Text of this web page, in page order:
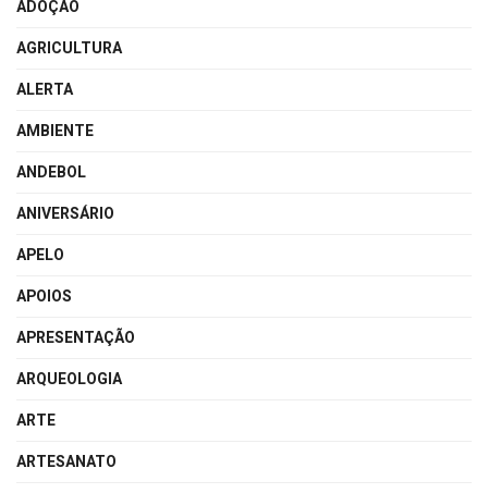
ADOÇÃO
AGRICULTURA
ALERTA
AMBIENTE
ANDEBOL
ANIVERSÁRIO
APELO
APOIOS
APRESENTAÇÃO
ARQUEOLOGIA
ARTE
ARTESANATO